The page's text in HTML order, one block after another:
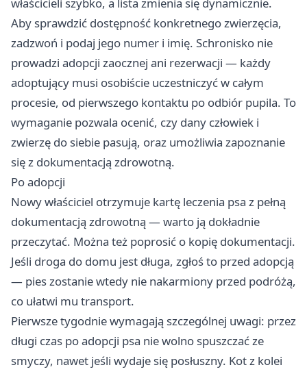
właścicieli szybko, a lista zmienia się dynamicznie.
Aby sprawdzić dostępność konkretnego zwierzęcia,
zadzwoń i podaj jego numer i imię. Schronisko nie
prowadzi adopcji zaocznej ani rezerwacji — każdy
adoptujący musi osobiście uczestniczyć w całym
procesie, od pierwszego kontaktu po odbiór pupila. To
wymaganie pozwala ocenić, czy dany człowiek i
zwierzę do siebie pasują, oraz umożliwia zapoznanie
się z dokumentacją zdrowotną.
Po adopcji
Nowy właściciel otrzymuje kartę leczenia psa z pełną
dokumentacją zdrowotną — warto ją dokładnie
przeczytać. Można też poprosić o kopię dokumentacji.
Jeśli droga do domu jest długa, zgłoś to przed adopcją
— pies zostanie wtedy nie nakarmiony przed podróżą,
co ułatwi mu transport.
Pierwsze tygodnie wymagają szczególnej uwagi: przez
długi czas po adopcji psa nie wolno spuszczać ze
smyczy, nawet jeśli wydaje się posłuszny. Kot z kolei